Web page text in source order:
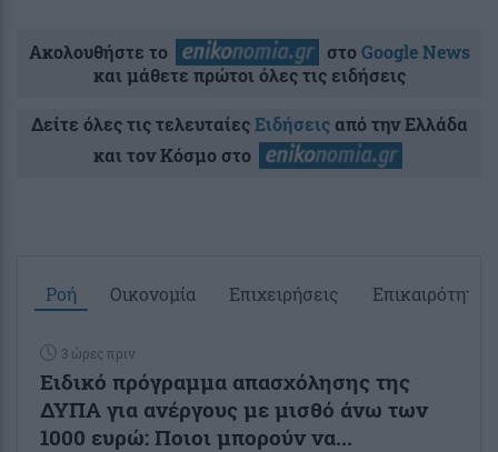
Ακολουθήστε το στοGoogle News
και μάθετε πρώτοι όλες τις ειδήσεις
Δείτε όλες τις τελευταίεςΕιδήσειςαπό την Ελλάδα
και τον Κόσμο στο
Ροή Οικονομία Επιχειρήσεις Επικαιρότητα
3 ώρες πριν
Ειδικό πρόγραμμα απασχόλησης της
ΔΥΠΑ για ανέργους με μισθό άνω των
1000 ευρώ: Ποιοι μπορούν να...